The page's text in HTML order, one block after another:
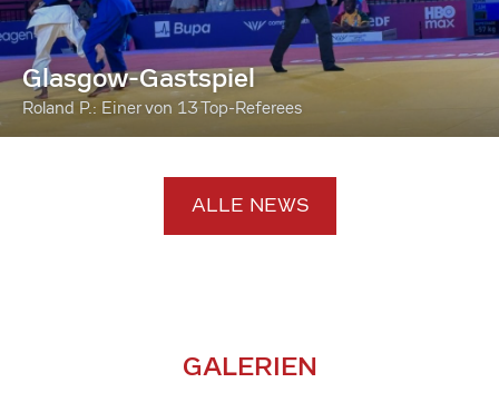
Glasgow-Gastspiel
Roland P.: Einer von 13 Top-Referees
ALLE NEWS
GALERIEN